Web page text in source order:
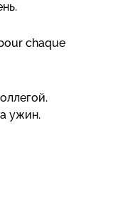
chaque
ужин.